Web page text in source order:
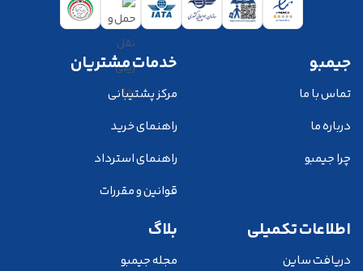
جیمبو
تماس با ما
درباره ما
چرا جیمبو
خدمات مشتریان
مرکز پشتیبانی
راهنمای خرید
راهنمای استرداد
قوانین و مقررات
اطلاعات تکمیلی
دریافت ساین
بلاگ
مجله جیمبو